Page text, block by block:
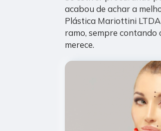
acabou de achar a
Plástica Mariottini
ramo, sempre contando
merece.